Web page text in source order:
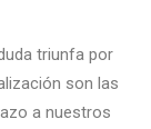
triunfa por
son las
a nuestros